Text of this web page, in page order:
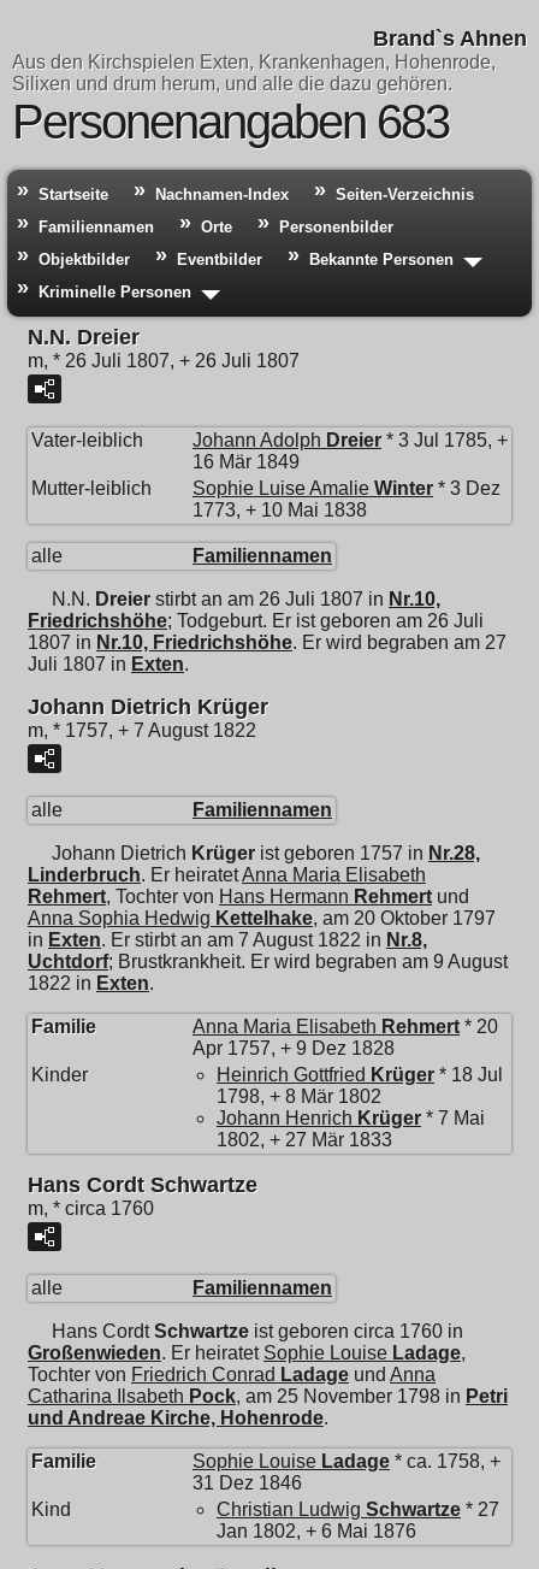
Brand`s Ahnen
Aus den Kirchspielen Exten, Krankenhagen, Hohenrode,
Silixen und drum herum, und alle die dazu gehören.
Personenangaben 683
Startseite Nachnamen-Index
Seiten-Verzeichnis
Familiennamen
Orte
Personenbilder
Objektbilder
Eventbilder
Bekannte Personen
Kriminelle Personen
N.N. Dreier
m, * 26 Juli 1807, + 26 Juli 1807
Vater-leiblich Johann Adolph Dreier * 3 Jul 1785, +
16 Mär 1849
Mutter-leiblich
Sophie Luise Amalie Winter * 3 Dez
1773, + 10 Mai 1838
alle Familiennamen
N.N. Dreier stirbt an am 26 Juli 1807 in Nr.10,
Friedrichshöhe; Todgeburt. Er ist geboren am 26 Juli
1807 in Nr.10, Friedrichshöhe. Er wird begraben am 27
Juli 1807 in Exten.
Johann Dietrich Krüger
m, * 1757, + 7 August 1822
alle Familiennamen
Johann Dietrich Krüger ist geboren 1757 in Nr.28,
Linderbruch. Er heiratetAnna Maria Elisabeth
Rehmert, Tochter von Hans Hermann Rehmert und
Anna Sophia Hedwig Kettelhake, am 20 Oktober 1797
in Exten. Er stirbt an am 7 August 1822 in Nr.8,
Uchtdorf; Brustkrankheit. Er wird begraben am 9 August
1822 in Exten.
Familie Anna Maria Elisabeth Rehmert * 20
Apr 1757, + 9 Dez 1828
Kinder
Heinrich Gottfried Krüger * 18 Jul
1798, + 8 Mär 1802
Johann Henrich Krüger * 7 Mai
1802, + 27 Mär 1833
Hans Cordt Schwartze
m, * circa 1760
alle Familiennamen
Hans Cordt Schwartze ist geboren circa 1760 in
Großenwieden. Er heiratet Sophie Louise Ladage,
Tochter von Friedrich Conrad Ladage und Anna
Catharina Ilsabeth Pock, am 25 November 1798 in Petri
und Andreae Kirche, Hohenrode.
Familie Sophie Louise Ladage * ca. 1758, +
31 Dez 1846
Kind
Christian Ludwig Schwartze * 27
Jan 1802, + 6 Mai 1876